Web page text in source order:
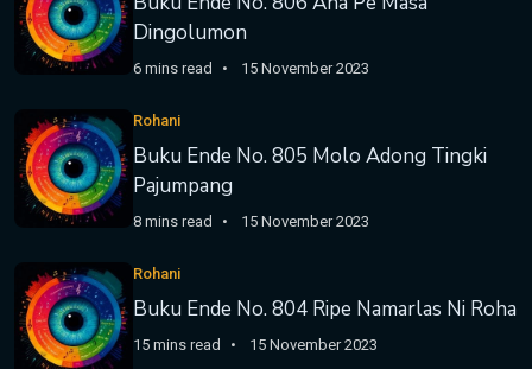
Dingolumon
6 mins read 15 November 2023
Rohani
Buku Ende No. 805 Molo Adong Tingki
Pajumpang
8 mins read 15 November 2023
Rohani
Buku Ende No. 804 Ripe Namarlas Ni Roha
15 mins read 15 November 2023